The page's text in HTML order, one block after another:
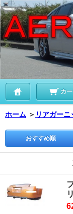
カ
ホーム ＞ リアガー
おすすめ順